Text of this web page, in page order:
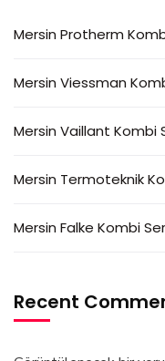
Mersin Protherm
Mersin Viessman
Mersin Vaillant Kombi
Mersin Termoteknik
Mersin Falke Kombi
Recent